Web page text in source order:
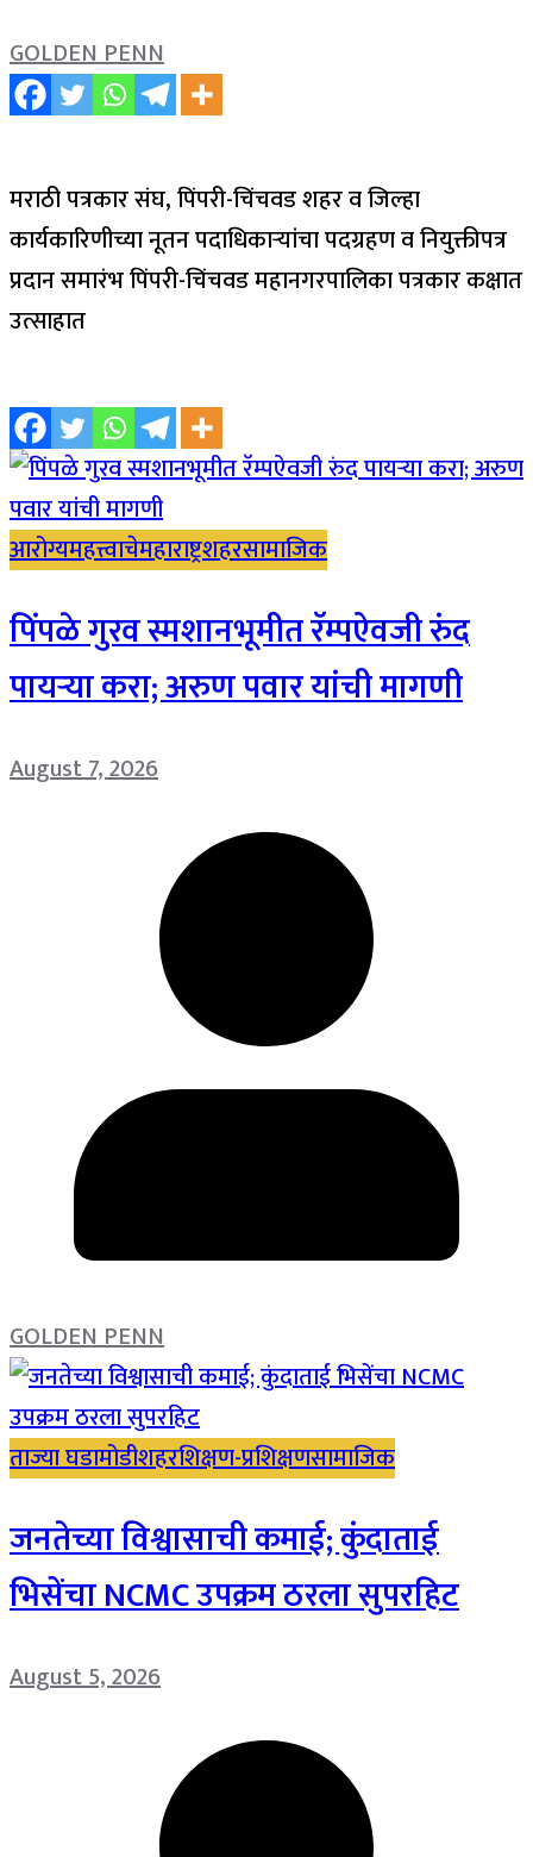
GOLDEN PENN
मराठी पत्रकार संघ, पिंपरी-चिंचवड शहर व जिल्हा
कार्यकारिणीच्या नूतन पदाधिकाऱ्यांचा पदग्रहण व नियुक्तीपत्र
प्रदान समारंभ पिंपरी-चिंचवड महानगरपालिका पत्रकार कक्षात
उत्साहात
आरोग्यमहत्त्वाचेमहाराष्ट्रशहरसामाजिक
पिंपळे गुरव स्मशानभूमीत रॅम्पऐवजी रुंद
पायऱ्या करा; अरुण पवार यांची मागणी
August 7, 2026
GOLDEN PENN
ताज्या घडामोडीशहरशिक्षण-प्रशिक्षणसामाजिक
जनतेच्या विश्वासाची कमाई; कुंदाताई
भिसेंचा NCMC उपक्रम ठरला सुपरहिट
August 5, 2026